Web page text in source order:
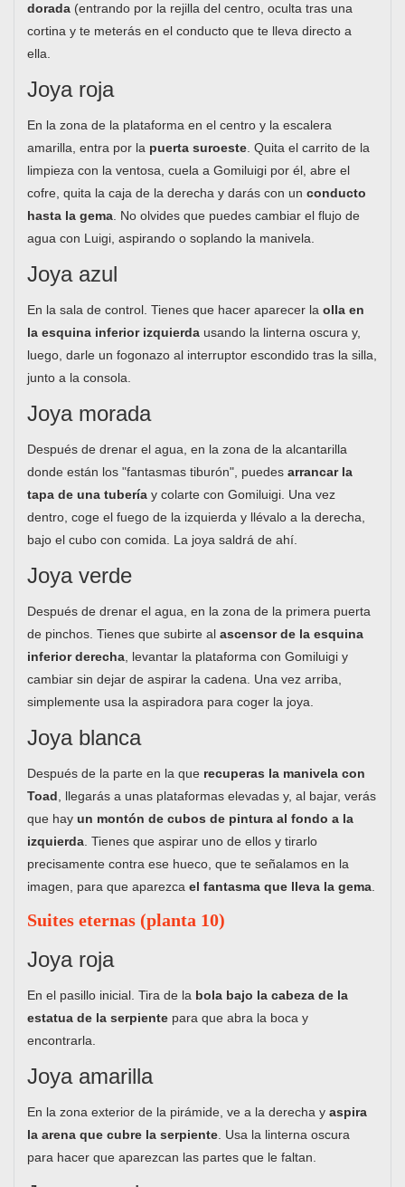
dorada (entrando por la rejilla del centro, oculta tras una
cortina y te meterás en el conducto que te lleva directo a
ella.
Joya roja
En la zona de la plataforma en el centro y la escalera
amarilla, entra por la puerta suroeste . Quita el carrito de la
limpieza con la ventosa, cuela a Gomiluigi por él, abre el
cofre, quita la caja de la derecha y darás con un conducto
hasta la gema . No olvides que puedes cambiar el flujo de
agua con Luigi, aspirando o soplando la manivela.
Joya azul
En la sala de control. Tienes que hacer aparecer la olla en
la esquina inferior izquierda usando la linterna oscura y,
luego, darle un fogonazo al interruptor escondido tras la silla,
junto a la consola.
Joya morada
Después de drenar el agua, en la zona de la alcantarilla
donde están los "fantasmas tiburón", puedes arrancar la
tapa de una tubería y colarte con Gomiluigi. Una vez
dentro, coge el fuego de la izquierda y llévalo a la derecha,
bajo el cubo con comida. La joya saldrá de ahí.
Joya verde
Después de drenar el agua, en la zona de la primera puerta
de pinchos. Tienes que subirte al ascensor de la esquina
inferior derecha , levantar la plataforma con Gomiluigi y
cambiar sin dejar de aspirar la cadena. Una vez arriba,
simplemente usa la aspiradora para coger la joya.
Joya blanca
Después de la parte en la que recuperas la manivela con
Toad , llegarás a unas plataformas elevadas y, al bajar, verás
que hay un montón de cubos de pintura al fondo a la
izquierda . Tienes que aspirar uno de ellos y tirarlo
precisamente contra ese hueco, que te señalamos en la
imagen, para que aparezca el fantasma que lleva la gema
Suites eternas (planta 10)
Joya roja
En el pasillo inicial. Tira de la bola bajo la cabeza de la
estatua de la serpiente para que abra la boca y
encontrarla.
Joya amarilla
En la zona exterior de la pirámide, ve a la derecha y aspira
la arena que cubre la serpiente . Usa la linterna oscura
para hacer que aparezcan las partes que le faltan.